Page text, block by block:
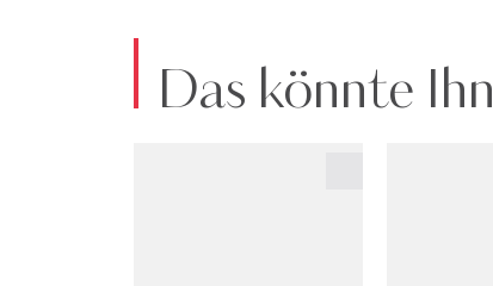
Das könnte